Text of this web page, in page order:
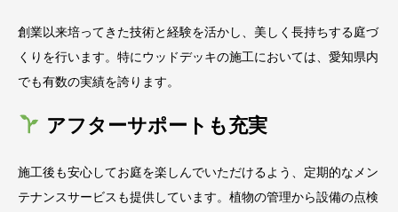
創業以来培ってきた技術と経験を活かし、美しく長持ちする庭づ
くりを行います。特にウッドデッキの施工においては、愛知県内
でも有数の実績を誇ります。
アフターサポートも充実
施工後も安心してお庭を楽しんでいただけるよう、定期的なメン
テナンスサービスも提供しています。植物の管理から設備の点検